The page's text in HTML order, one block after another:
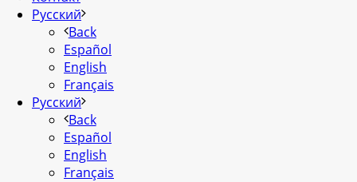
Русский
Back
Español
English
Français
Русский
Back
Español
English
Français